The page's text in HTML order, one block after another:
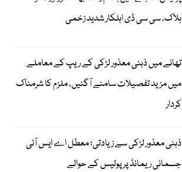
ہلاک، سی سی ڈی اہلکار شدید زخمی
تھانے میں ذہنی معذور لڑکی کے ریپ کے معاملے
میں مزید تفصیلات سامنے آگئیں، ملزم کا شرمناک
کردار
ذہنی معذور لڑکی سے زیادتی؛ معطل اے ایس آئی
جسمانی ریمانڈ پر پولیس کے حوالے